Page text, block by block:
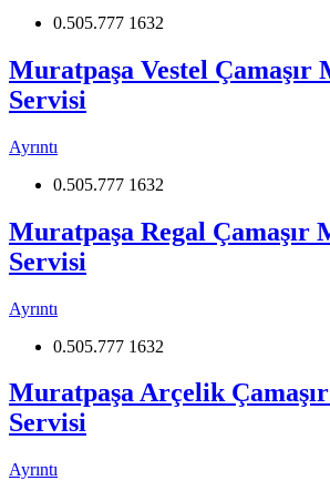
0.505.777 1632
Muratpaşa Vestel Çamaşır
Servisi
Ayrıntı
0.505.777 1632
Muratpaşa Regal Çamaşır
Servisi
Ayrıntı
0.505.777 1632
Muratpaşa Arçelik
Servisi
Ayrıntı